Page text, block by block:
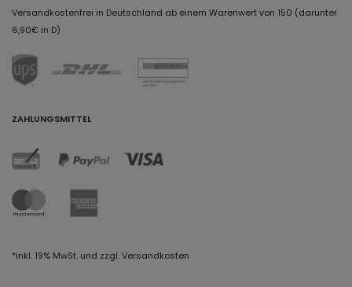
Versandkostenfrei in Deutschland ab einem Warenwert von 150 (darunter
6,90€ in D)
ZAHLUNGSMITTEL
*inkl. 19% MwSt. und zzgl. Versandkosten